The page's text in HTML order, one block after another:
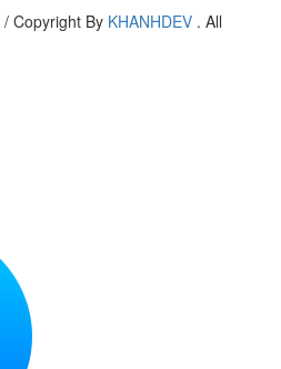
/ Copyright By KHANHDEV . All